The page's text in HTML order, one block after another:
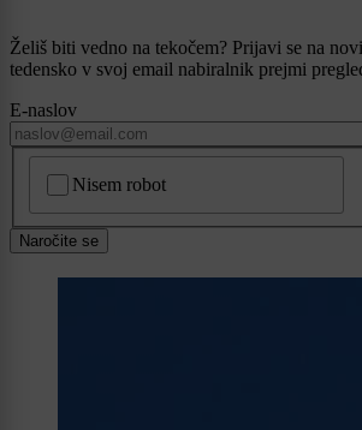
Želiš biti vedno na tekočem? Prijavi se na
tedensko v svoj email nabiralnik prejmi
E-naslov
Nisem robot
Naročite se